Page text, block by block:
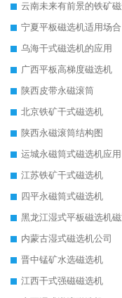
云南未来有前景的铁矿
宁夏平板磁选机适用场合
乌海干式磁选机的应用
广西平板高梯度磁选机
陕西皮带永磁滚筒
北京铁矿干式磁选机
陕西永磁滚筒结构图
运城永磁筒式磁选机应用
江苏铁矿干式磁选机
四平永磁筒式磁选机
黑龙江湿式平板磁选机
内蒙古湿式磁选机公司
晋中锰矿水选磁选机
江西干式强磁磁选机